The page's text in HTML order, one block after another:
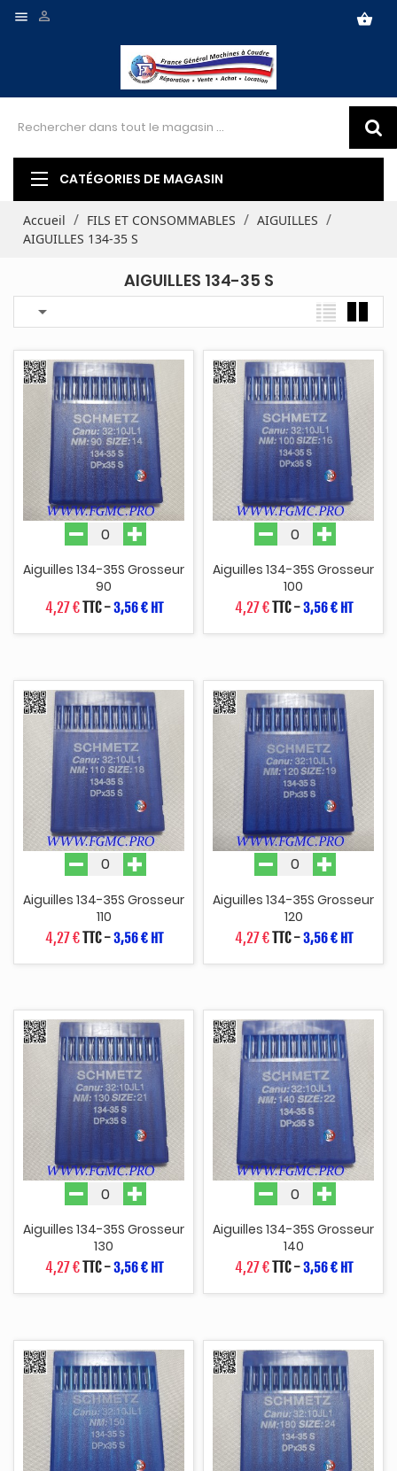
 shopping_basket

CATÉGORIES DE MAGASIN
Accueil FILS ET CONSOMMABLES
AIGUILLES
AIGUILLES 134-35 S
AIGUILLES 134-35 S

Aiguilles 134-35S Grosseur
90
4,27 €TTC-3,56 € HT
Aiguilles 134-35S Grosseur
100
4,27 €TTC-3,56 € HT
Aiguilles 134-35S Grosseur
110
4,27 €TTC-3,56 € HT
Aiguilles 134-35S Grosseur
120
4,27 €TTC-3,56 € HT
Aiguilles 134-35S Grosseur
130
4,27 €TTC-3,56 € HT
Aiguilles 134-35S Grosseur
140
4,27 €TTC-3,56 € HT